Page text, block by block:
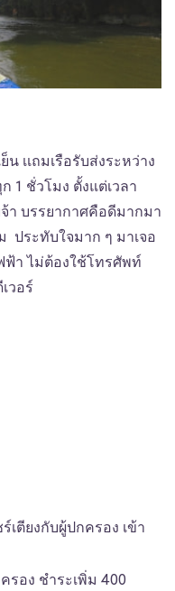
เเถมเรือรับส่งระหว่าง
1 ชั่วโมง ตั้งแต่เวลา
จ้า บรรยากาศคือดีมากมา
ประทับใจมาก ๆ มาเจอ
า ไม่ต้องใช้โทรศัพท์
วอร์
เตียงกับผู้ปกครอง เข้า
รอง ชำระเพิ่ม 400